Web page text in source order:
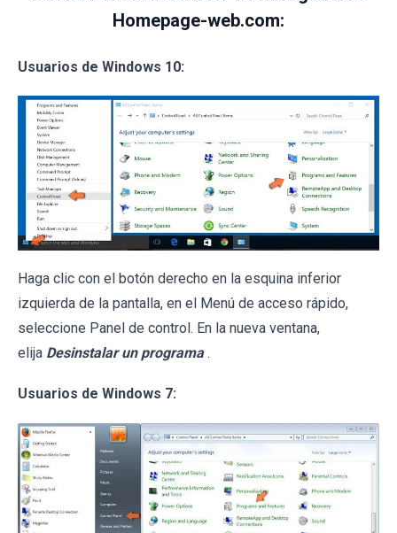
Homepage-web.com:
Usuarios de Windows 10:
Haga clic con el botón derecho en la esquina inferior
izquierda de la pantalla, en el Menú de acceso rápido,
seleccione Panel de control. En la nueva ventana,
elija Desinstalar un programa .
Usuarios de Windows 7: